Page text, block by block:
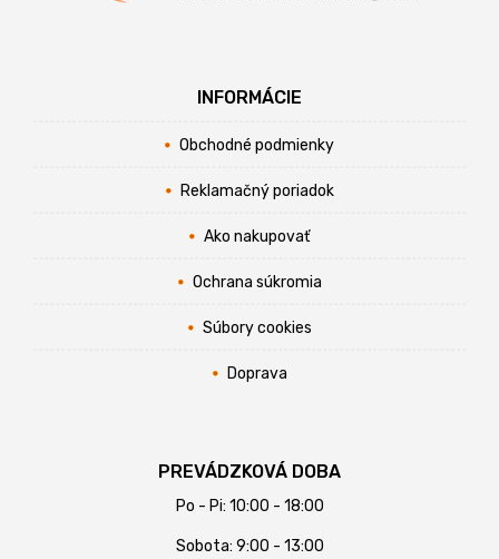
INFORMÁCIE
Obchodné podmienky
Reklamačný poriadok
Ako nakupovať
Ochrana súkromia
Súbory cookies
Doprava
PREVÁDZKOVÁ DOBA
Po - Pi: 10:00 - 18:00
Sobota: 9:00 - 13:00